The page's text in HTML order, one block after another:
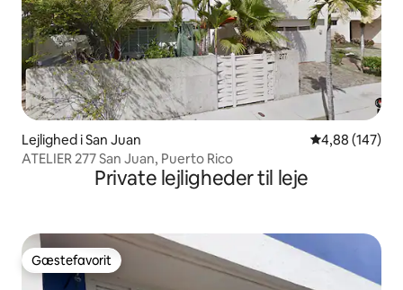
Lejlighed i San Juan 4,88 ud af 5 i
4,88 (147)
ATELIER 277 San Juan, Puerto Rico
Private lejligheder til leje
Gæstefavorit
Gæstefavorit